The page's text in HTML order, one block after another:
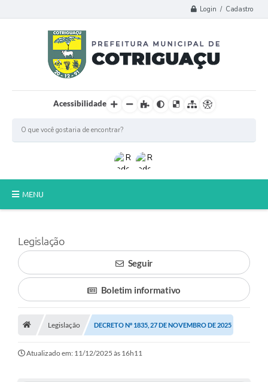
Login / Cadastro
Acessibilidade
MENU
Poder Legislativo
A Prefeitura
Município
Legislação
Seguir
Boletim informativo
Legislação DECRETO Nº 1835, 27 DE NOVEMBRO DE 2025
Atualizado em: 11/12/2025 às 16h11